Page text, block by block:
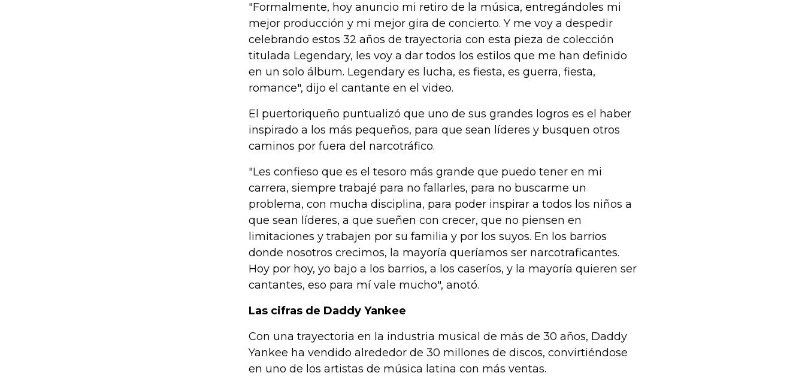
"Formalmente, hoy anuncio mi retiro de la música, entregándoles mi
mejor producción y mi mejor gira de concierto. Y me voy a despedir
celebrando estos 32 años de trayectoria con esta pieza de colección
titulada Legendary, les voy a dar todos los estilos que me han definido
en un solo álbum. Legendary es lucha, es fiesta, es guerra, fiesta,
romance", dijo el cantante en el video.
El puertoriqueño puntualizó que uno de sus grandes logros es el haber
inspirado a los más pequeños, para que sean líderes y busquen otros
caminos por fuera del narcotráfico.
"Les confieso que es el tesoro más grande que puedo tener en mi
carrera, siempre trabajé para no fallarles, para no buscarme un
problema, con mucha disciplina, para poder inspirar a todos los niños a
que sean líderes, a que sueñen con crecer, que no piensen en
limitaciones y trabajen por su familia y por los suyos. En los barrios
donde nosotros crecimos, la mayoría queríamos ser narcotraficantes.
Hoy por hoy, yo bajo a los barrios, a los caseríos, y la mayoría quieren ser
cantantes, eso para mí vale mucho", anotó.
Las cifras de Daddy Yankee
Con una trayectoria en la industria musical de más de 30 años, Daddy
Yankee ha vendido alrededor de 30 millones de discos, convirtiéndose
en uno de los artistas de música latina con más ventas.